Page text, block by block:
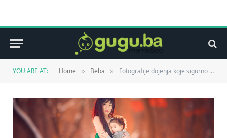
YOU ARE AT: Home » Beba » Fotografije dojenja koje sigurno nećete zaboraviti